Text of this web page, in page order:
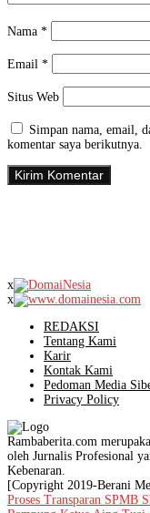
Nama *
Email *
Situs Web
Simpan nama, email,
komentar saya berikutnya.
x
x
REDAKSI
Tentang Kami
Karir
Kontak Kami
Pedoman Media
Privacy Policy
Rambaberita.com
oleh Jurnalis Profesional
Kebenaran.
[Copyright 2019-Berani
Proses Transparan SPMB